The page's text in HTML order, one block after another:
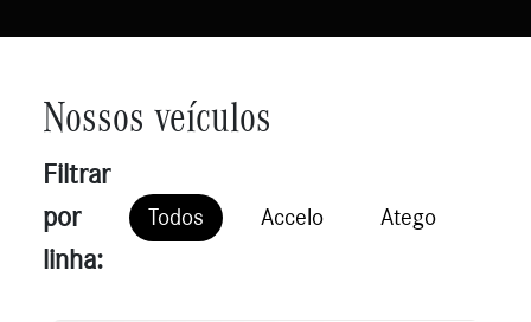
Nossos veículos
Filtrar
por
linha:
Todos Accelo Atego